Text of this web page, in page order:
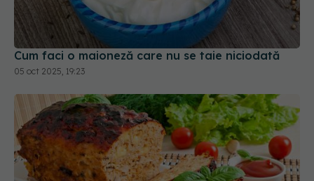
Cum faci o maioneză care nu se taie niciodată
05 oct 2025, 19:23